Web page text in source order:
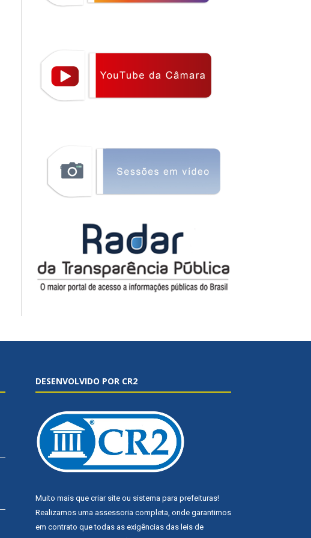
DESENVOLVIDO POR CR2
Muito mais que criar site ou sistema para prefeituras!
Realizamos uma assessoria completa, onde garantimos
em contrato que todas as exigências das leis de